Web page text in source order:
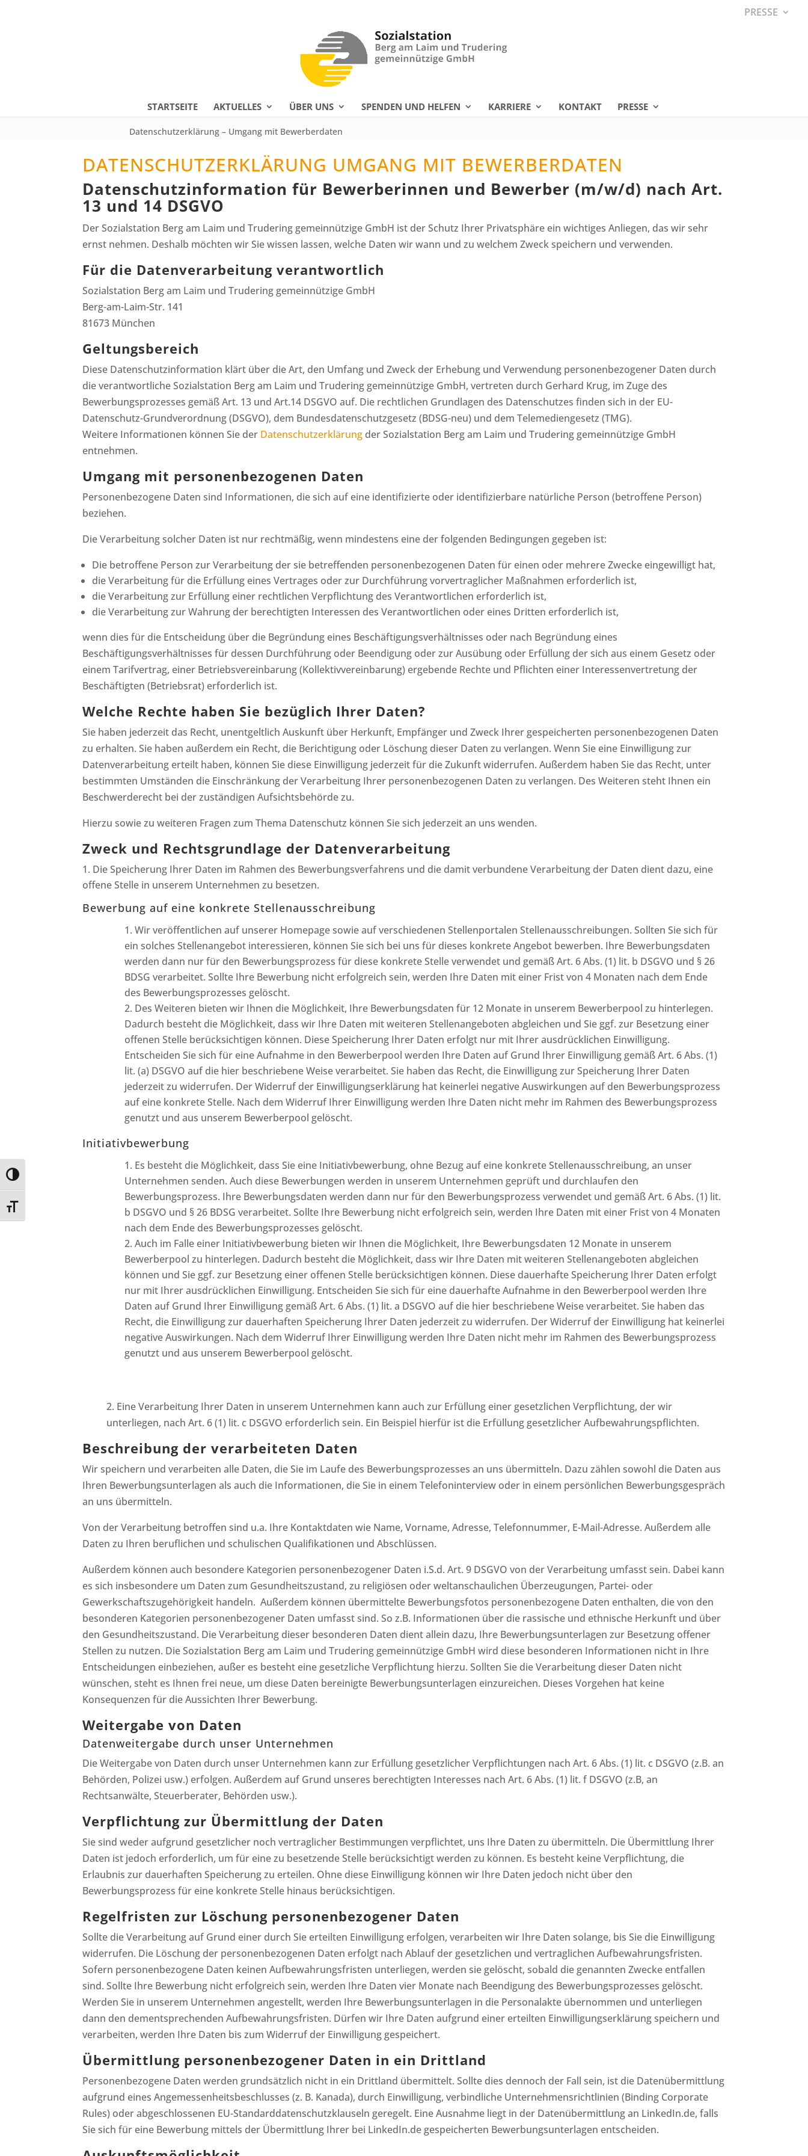
Umschalten auf hohe Kontraste
Schrift vergrößern
PRESSE
STARTSEITE AKTUELLES ÜBER UNS SPENDEN UND HELFEN KARRIERE KONTAKT PRESSE
Datenschutzerklärung – Umgang mit Bewerberdaten
DATENSCHUTZERKLÄRUNG UMGANG MIT BEWERBERDATEN
Datenschutzinformation für Bewerberinnen und Bewerber (m/w/d) nach Art.
13 und 14 DSGVO
Der Sozialstation Berg am Laim und Trudering gemeinnützige GmbH ist der Schutz Ihrer Privatsphäre ein wichtiges Anliegen, das wir sehr
ernst nehmen. Deshalb möchten wir Sie wissen lassen, welche Daten wir wann und zu welchem Zweck speichern und verwenden.
Für die Datenverarbeitung verantwortlich
Sozialstation Berg am Laim und Trudering gemeinnützige GmbH
Berg-am-Laim-Str. 141
81673 München
Geltungsbereich
Diese Datenschutzinformation klärt über die Art, den Umfang und Zweck der Erhebung und Verwendung personenbezogener Daten durch
die verantwortliche Sozialstation Berg am Laim und Trudering gemeinnützige GmbH, vertreten durch Gerhard Krug, im Zuge des
Bewerbungsprozesses gemäß Art. 13 und Art.14 DSGVO auf. Die rechtlichen Grundlagen des Datenschutzes finden sich in der EU-
Datenschutz-Grundverordnung (DSGVO), dem Bundesdatenschutzgesetz (BDSG-neu) und dem Telemediengesetz (TMG).
Weitere Informationen können Sie der Datenschutzerklärung der Sozialstation Berg am Laim und Trudering gemeinnützige GmbH
entnehmen.
Umgang mit personenbezogenen Daten
Personenbezogene Daten sind Informationen, die sich auf eine identifizierte oder identifizierbare natürliche Person (betroffene Person)
beziehen.
Die Verarbeitung solcher Daten ist nur rechtmäßig, wenn mindestens eine der folgenden Bedingungen gegeben ist:
Die betroffene Person zur Verarbeitung der sie betreffenden personenbezogenen Daten für einen oder mehrere Zwecke eingewilligt hat,
die Verarbeitung für die Erfüllung eines Vertrages oder zur Durchführung vorvertraglicher Maßnahmen erforderlich ist,
die Verarbeitung zur Erfüllung einer rechtlichen Verpflichtung des Verantwortlichen erforderlich ist,
die Verarbeitung zur Wahrung der berechtigten Interessen des Verantwortlichen oder eines Dritten erforderlich ist,
wenn dies für die Entscheidung über die Begründung eines Beschäftigungsverhältnisses oder nach Begründung eines
Beschäftigungsverhältnisses für dessen Durchführung oder Beendigung oder zur Ausübung oder Erfüllung der sich aus einem Gesetz oder
einem Tarifvertrag, einer Betriebsvereinbarung (Kollektivvereinbarung) ergebende Rechte und Pflichten einer Interessenvertretung der
Beschäftigten (Betriebsrat) erforderlich ist.
Welche Rechte haben Sie bezüglich Ihrer Daten?
Sie haben jederzeit das Recht, unentgeltlich Auskunft über Herkunft, Empfänger und Zweck Ihrer gespeicherten personenbezogenen Daten
zu erhalten. Sie haben außerdem ein Recht, die Berichtigung oder Löschung dieser Daten zu verlangen. Wenn Sie eine Einwilligung zur
Datenverarbeitung erteilt haben, können Sie diese Einwilligung jederzeit für die Zukunft widerrufen. Außerdem haben Sie das Recht, unter
bestimmten Umständen die Einschränkung der Verarbeitung Ihrer personenbezogenen Daten zu verlangen. Des Weiteren steht Ihnen ein
Beschwerderecht bei der zuständigen Aufsichtsbehörde zu.
Hierzu sowie zu weiteren Fragen zum Thema Datenschutz können Sie sich jederzeit an uns wenden.
Zweck und Rechtsgrundlage der Datenverarbeitung
Die Speicherung Ihrer Daten im Rahmen des Bewerbungsverfahrens und die damit verbundene Verarbeitung der Daten dient dazu, eine
offene Stelle in unserem Unternehmen zu besetzen.
Bewerbung auf eine konkrete Stellenausschreibung
Wir veröffentlichen auf unserer Homepage sowie auf verschiedenen Stellenportalen Stellenausschreibungen. Sollten Sie sich für
ein solches Stellenangebot interessieren, können Sie sich bei uns für dieses konkrete Angebot bewerben. Ihre Bewerbungsdaten
werden dann nur für den Bewerbungsprozess für diese konkrete Stelle verwendet und gemäß Art. 6 Abs. (1) lit. b DSGVO und § 26
BDSG verarbeitet. Sollte Ihre Bewerbung nicht erfolgreich sein, werden Ihre Daten mit einer Frist von 4 Monaten nach dem Ende
des Bewerbungsprozesses gelöscht.
Des Weiteren bieten wir Ihnen die Möglichkeit, Ihre Bewerbungsdaten für 12 Monate in unserem Bewerberpool zu hinterlegen.
Dadurch besteht die Möglichkeit, dass wir Ihre Daten mit weiteren Stellenangeboten abgleichen und Sie ggf. zur Besetzung einer
offenen Stelle berücksichtigen können. Diese Speicherung Ihrer Daten erfolgt nur mit Ihrer ausdrücklichen Einwilligung.
Entscheiden Sie sich für eine Aufnahme in den Bewerberpool werden Ihre Daten auf Grund Ihrer Einwilligung gemäß Art. 6 Abs. (1)
lit. (a) DSGVO auf die hier beschriebene Weise verarbeitet. Sie haben das Recht, die Einwilligung zur Speicherung Ihrer Daten
jederzeit zu widerrufen. Der Widerruf der Einwilligungserklärung hat keinerlei negative Auswirkungen auf den Bewerbungsprozess
auf eine konkrete Stelle. Nach dem Widerruf Ihrer Einwilligung werden Ihre Daten nicht mehr im Rahmen des Bewerbungsprozess
genutzt und aus unserem Bewerberpool gelöscht.
Initiativbewerbung
Es besteht die Möglichkeit, dass Sie eine Initiativbewerbung, ohne Bezug auf eine konkrete Stellenausschreibung, an unser
Unternehmen senden. Auch diese Bewerbungen werden in unserem Unternehmen geprüft und durchlaufen den
Bewerbungsprozess. Ihre Bewerbungsdaten werden dann nur für den Bewerbungsprozess verwendet und gemäß Art. 6 Abs. (1) lit.
b DSGVO und § 26 BDSG verarbeitet. Sollte Ihre Bewerbung nicht erfolgreich sein, werden Ihre Daten mit einer Frist von 4 Monaten
nach dem Ende des Bewerbungsprozesses gelöscht.
Auch im Falle einer Initiativbewerbung bieten wir Ihnen die Möglichkeit, Ihre Bewerbungsdaten 12 Monate in unserem
Bewerberpool zu hinterlegen. Dadurch besteht die Möglichkeit, dass wir Ihre Daten mit weiteren Stellenangeboten abgleichen
können und Sie ggf. zur Besetzung einer offenen Stelle berücksichtigen können. Diese dauerhafte Speicherung Ihrer Daten erfolgt
nur mit Ihrer ausdrücklichen Einwilligung. Entscheiden Sie sich für eine dauerhafte Aufnahme in den Bewerberpool werden Ihre
Daten auf Grund Ihrer Einwilligung gemäß Art. 6 Abs. (1) lit. a DSGVO auf die hier beschriebene Weise verarbeitet. Sie haben das
Recht, die Einwilligung zur dauerhaften Speicherung Ihrer Daten jederzeit zu widerrufen. Der Widerruf der Einwilligung hat keinerlei
negative Auswirkungen. Nach dem Widerruf Ihrer Einwilligung werden Ihre Daten nicht mehr im Rahmen des Bewerbungsprozess
genutzt und aus unserem Bewerberpool gelöscht.
2. Eine Verarbeitung Ihrer Daten in unserem Unternehmen kann auch zur Erfüllung einer gesetzlichen Verpflichtung, der wir
unterliegen, nach Art. 6 (1) lit. c DSGVO erforderlich sein. Ein Beispiel hierfür ist die Erfüllung gesetzlicher Aufbewahrungspflichten.
Beschreibung der verarbeiteten Daten
Wir speichern und verarbeiten alle Daten, die Sie im Laufe des Bewerbungsprozesses an uns übermitteln. Dazu zählen sowohl die Daten aus
Ihren Bewerbungsunterlagen als auch die Informationen, die Sie in einem Telefoninterview oder in einem persönlichen Bewerbungsgespräch
an uns übermitteln.
Von der Verarbeitung betroffen sind u.a. Ihre Kontaktdaten wie Name, Vorname, Adresse, Telefonnummer, E-Mail-Adresse. Außerdem alle
Daten zu Ihren beruflichen und schulischen Qualifikationen und Abschlüssen.
Außerdem können auch besondere Kategorien personenbezogener Daten i.S.d. Art. 9 DSGVO von der Verarbeitung umfasst sein. Dabei kann
es sich insbesondere um Daten zum Gesundheitszustand, zu religiösen oder weltanschaulichen Überzeugungen, Partei- oder
Gewerkschaftszugehörigkeit handeln. Außerdem können übermittelte Bewerbungsfotos personenbezogene Daten enthalten, die von den
besonderen Kategorien personenbezogener Daten umfasst sind. So z.B. Informationen über die rassische und ethnische Herkunft und über
den Gesundheitszustand. Die Verarbeitung dieser besonderen Daten dient allein dazu, Ihre Bewerbungsunterlagen zur Besetzung offener
Stellen zu nutzen. Die Sozialstation Berg am Laim und Trudering gemeinnützige GmbH wird diese besonderen Informationen nicht in Ihre
Entscheidungen einbeziehen, außer es besteht eine gesetzliche Verpflichtung hierzu. Sollten Sie die Verarbeitung dieser Daten nicht
wünschen, steht es Ihnen frei neue, um diese Daten bereinigte Bewerbungsunterlagen einzureichen. Dieses Vorgehen hat keine
Konsequenzen für die Aussichten Ihrer Bewerbung.
Weitergabe von Daten
Datenweitergabe durch unser Unternehmen
Die Weitergabe von Daten durch unser Unternehmen kann zur Erfüllung gesetzlicher Verpflichtungen nach Art. 6 Abs. (1) lit. c DSGVO (z.B. an
Behörden, Polizei usw.) erfolgen. Außerdem auf Grund unseres berechtigten Interesses nach Art. 6 Abs. (1) lit. f DSGVO (z.B, an
Rechtsanwälte, Steuerberater, Behörden usw.).
Verpflichtung zur Übermittlung der Daten
Sie sind weder aufgrund gesetzlicher noch vertraglicher Bestimmungen verpflichtet, uns Ihre Daten zu übermitteln. Die Übermittlung Ihrer
Daten ist jedoch erforderlich, um für eine zu besetzende Stelle berücksichtigt werden zu können. Es besteht keine Verpflichtung, die
Erlaubnis zur dauerhaften Speicherung zu erteilen. Ohne diese Einwilligung können wir Ihre Daten jedoch nicht über den
Bewerbungsprozess für eine konkrete Stelle hinaus berücksichtigen.
Regelfristen zur Löschung personenbezogener Daten
Sollte die Verarbeitung auf Grund einer durch Sie erteilten Einwilligung erfolgen, verarbeiten wir Ihre Daten solange, bis Sie die Einwilligung
widerrufen. Die Löschung der personenbezogenen Daten erfolgt nach Ablauf der gesetzlichen und vertraglichen Aufbewahrungsfristen.
Sofern personenbezogene Daten keinen Aufbewahrungsfristen unterliegen, werden sie gelöscht, sobald die genannten Zwecke entfallen
sind. Sollte Ihre Bewerbung nicht erfolgreich sein, werden Ihre Daten vier Monate nach Beendigung des Bewerbungsprozesses gelöscht.
Werden Sie in unserem Unternehmen angestellt, werden Ihre Bewerbungsunterlagen in die Personalakte übernommen und unterliegen
dann den dementsprechenden Aufbewahrungsfristen. Dürfen wir Ihre Daten aufgrund einer erteilten Einwilligungserklärung speichern und
verarbeiten, werden Ihre Daten bis zum Widerruf der Einwilligung gespeichert.
Übermittlung personenbezogener Daten in ein Drittland
Personenbezogene Daten werden grundsätzlich nicht in ein Drittland übermittelt. Sollte dies dennoch der Fall sein, ist die Datenübermittlung
aufgrund eines Angemessenheitsbeschlusses (z. B. Kanada), durch Einwilligung, verbindliche Unternehmensrichtlinien (Binding Corporate
Rules) oder abgeschlossenen EU-Standarddatenschutzklauseln geregelt. Eine Ausnahme liegt in der Datenübermittlung an LinkedIn.de, falls
Sie sich für eine Bewerbung mittels der Übermittlung Ihrer bei LinkedIn.de gespeicherten Bewerbungsunterlagen entscheiden.